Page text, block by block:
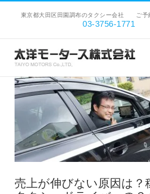
東京都大田区田園調布のタクシー会社 ご予
03-3756-1771
View
Larger
売上が伸びない原因は？